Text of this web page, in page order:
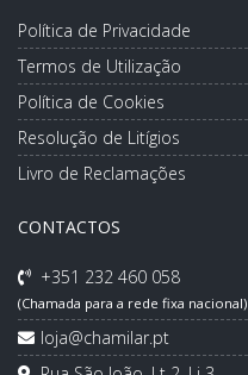
Política de Privacidade
Termos de Utilização
Política de Cookies
Resolução de Litígios
Livro de Reclamações
CONTACTOS
+351 232 460 058
(Chamada para a rede fixa nacional)
loja@chamilar.pt